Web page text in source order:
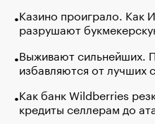
Казино проиграло. Как
разрушают
Выживают сильнейших.
избавляются от лучших
Как банк Wildberries
кредиты селлерам до